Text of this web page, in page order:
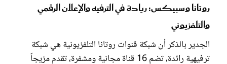
روتانا وسبيكس: ريادة في الترفيه والإعلان الرقمي
والتلفزيوني
الجدير بالذكر أن شبكة قنوات روتانا التلفزيونية هي شبكة
ترفيهية رائدة، تضم 16 قناة مجانية ومشفرة، تقدم مزيجاً